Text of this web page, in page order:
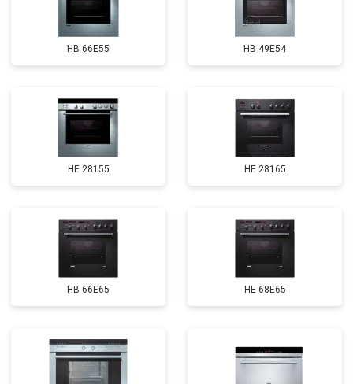
HB 66E55 HB 49E54
HE 28155 HE 28165
HB 66E65 HE 68E65